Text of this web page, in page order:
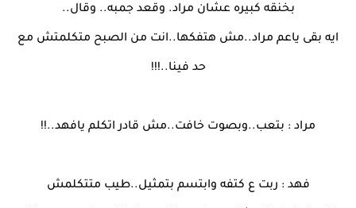
بخنقه كبيره عشان مراد. وقعد جمبه.. وقال..
ايه بقى ياعم مراد..مش هتفكها..انت من الصبح متكلمتش مع
حد فينا..!!!
مراد : بتعب..وبصوت خافت..مش قادر اتكلم يافهد..!!
فهد : ربت ع كتفه وابتسم بتمثيل..طيب متتكلمش